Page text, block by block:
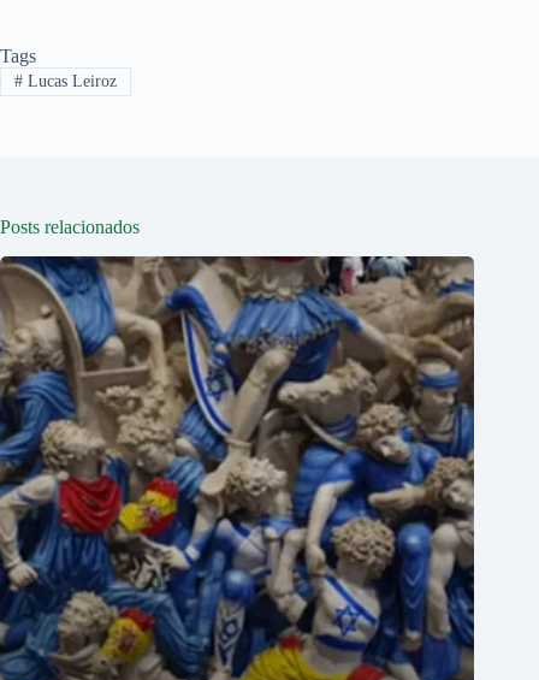
Tags
#Lucas Leiroz
Posts relacionados